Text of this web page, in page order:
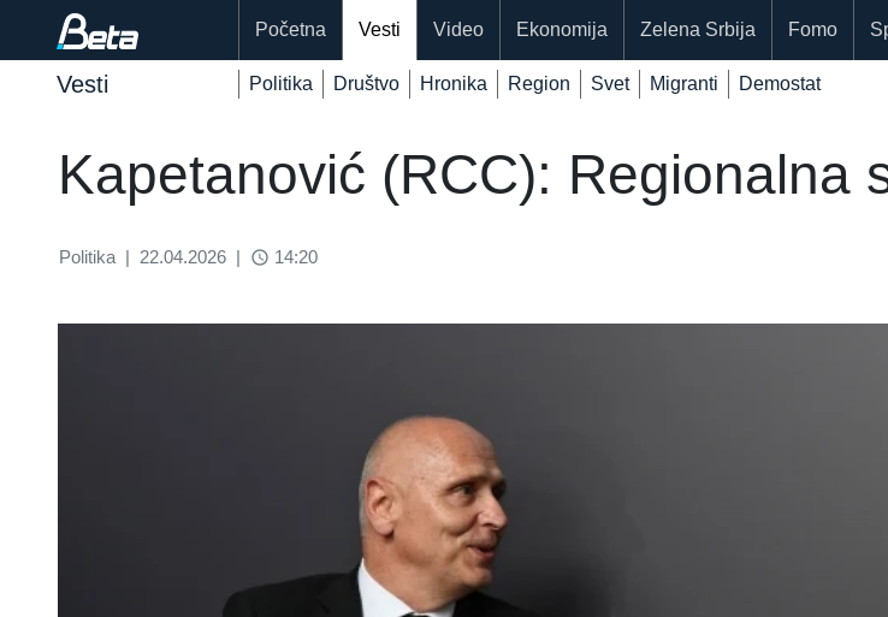
Početna Vesti Video Ekonomija Zelena Srbija Fomo
Vesti Politika Društvo Hronika Region Svet Migranti Demostat
Kapetanović (RCC): Regionalna
Politika | 22.04.2026 | access_time 14:20